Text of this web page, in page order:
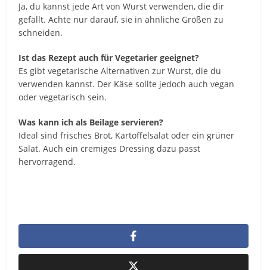
Ja, du kannst jede Art von Wurst verwenden, die dir
gefällt. Achte nur darauf, sie in ähnliche Größen zu
schneiden.
Ist das Rezept auch für Vegetarier geeignet?
Es gibt vegetarische Alternativen zur Wurst, die du
verwenden kannst. Der Käse sollte jedoch auch vegan
oder vegetarisch sein.
Was kann ich als Beilage servieren?
Ideal sind frisches Brot, Kartoffelsalat oder ein grüner
Salat. Auch ein cremiges Dressing dazu passt
hervorragend.